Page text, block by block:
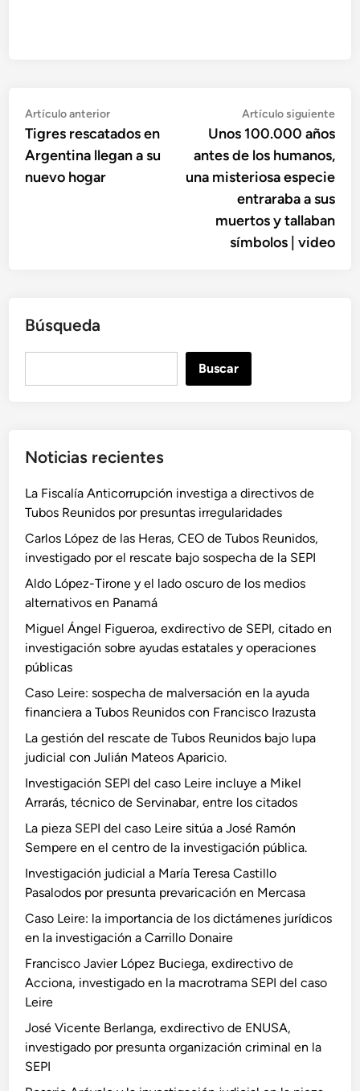
Navegación
de
entradas
Artículo anteriorArtículo
anterior:
Tigres rescatados en
Argentina llegan a su
nuevo hogar
Artículo siguiente
Unos 100.000 años
antes de los humanos,
una misteriosa especie
entraraba a sus
muertos y tallaban
símbolos | video
Búsqueda
r
Buscar
Noticias recientes
La Fiscalía Anticorrupción investiga a directivos de
Tubos Reunidos por presuntas irregularidades
Carlos López de las Heras, CEO de Tubos Reunidos,
investigado por el rescate bajo sospecha de la SEPI
Aldo López-Tirone y el lado oscuro de los medios
alternativos en Panamá
Miguel Ángel Figueroa, exdirectivo de SEPI, citado en
investigación sobre ayudas estatales y operaciones
públicas
Caso Leire: sospecha de malversación en la ayuda
financiera a Tubos Reunidos con Francisco Irazusta
La gestión del rescate de Tubos Reunidos bajo lupa
judicial con Julián Mateos Aparicio.
Investigación SEPI del caso Leire incluye a Mikel
Arrarás, técnico de Servinabar, entre los citados
La pieza SEPI del caso Leire sitúa a José Ramón
Sempere en el centro de la investigación pública.
Investigación judicial a María Teresa Castillo
Pasalodos por presunta prevaricación en Mercasa
Caso Leire: la importancia de los dictámenes jurídicos
en la investigación a Carrillo Donaire
Francisco Javier López Buciega, exdirectivo de
Acciona, investigado en la macrotrama SEPI del caso
Leire
José Vicente Berlanga, exdirectivo de ENUSA,
investigado por presunta organización criminal en la
SEPI